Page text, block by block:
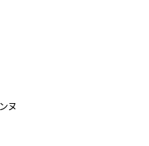
ヌ